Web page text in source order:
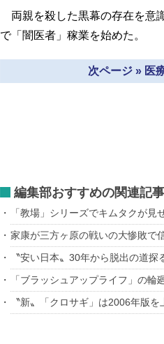
両親を殺した黒幕の存在を意
で「闇医者」稼業を始めた。
次ページ » 医
編集部おすすめの関連記事
「教場」シリーズでキムタクが見
家康が三方ヶ原の戦いの大惨敗で
〝安い日本〟30年から脱出の道探
「ブラッシュアップライフ」の輪
〝新〟「クロサギ」は2006年版